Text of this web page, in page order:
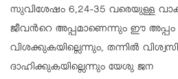
സുവിശേഷം 6,24-35 വരെയുള്ള
ജീവൻറെ അപ്പമാണെന്നും ഈ അപ്പം
വിശക്കുകയില്ലെന്നും, തന്നിൽ
ദാഹിക്കുകയില്ലെന്നും യേശു ജന